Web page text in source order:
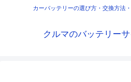
カーバッテリーの選び方・交換方法
クルマのバッテリー